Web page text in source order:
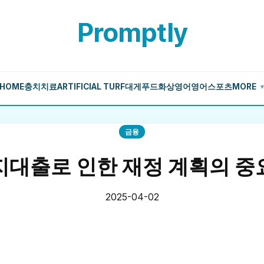
Promptly
충치치료ARTIFICIAL TURF대게 푸드화상영어 영어 스포츠MORE
금융
대출로 인한 재정 계획의 중
2025-04-02